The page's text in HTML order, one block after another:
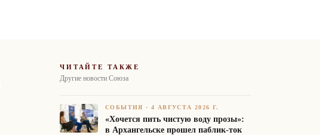
ЧИТАЙТЕ ТАКЖЕ
Другие новости Союза
СОБЫТИЯ ·4 АВГУСТА 2026 Г.
«Хочется пить чистую воду прозы»:
в Архангельске прошел паблик-ток